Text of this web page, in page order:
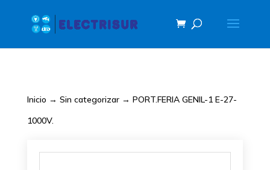
Inicio → Sin categorizar→ PORT.FERIA GENIL-1 E-27-
1000V.